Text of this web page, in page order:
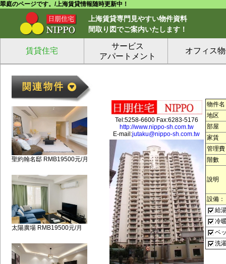
翠庭のページです。/上海賃貸情報随時更新中！
上海賃貸専門見やすい物件資料
間取り図でご案内いたします！
賃貸住宅
サービス
アパートメント
オフィス
聖約翰名邸 RMB19500元/月
太陽廣場 RMB19500元/月
Tel:5258-6600 Fax:6283-5176
http://www.nippo-sh.com.tw
E-mail:jutaku@nippo-sh.com.tw
物件名
地区
部屋
家賃
管理費
階數
說明
設備：
給
冷
ベ
洗